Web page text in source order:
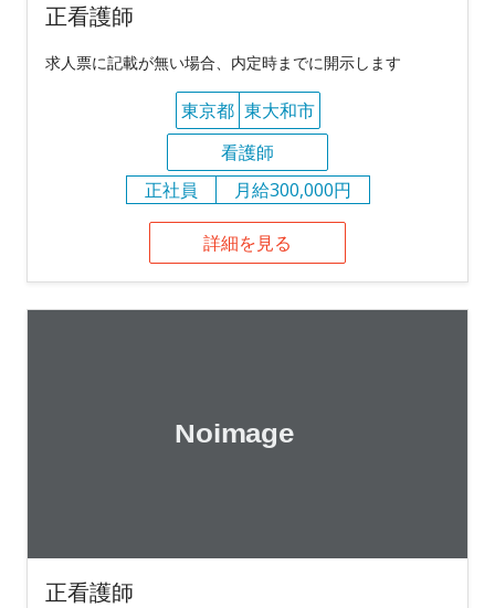
正看護師
求人票に記載が無い場合、内定時までに開示します
東京都 東大和市
看護師
正社員
月給300,000円
詳細を見る
正看護師